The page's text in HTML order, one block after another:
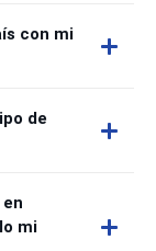
con mi
de
mi